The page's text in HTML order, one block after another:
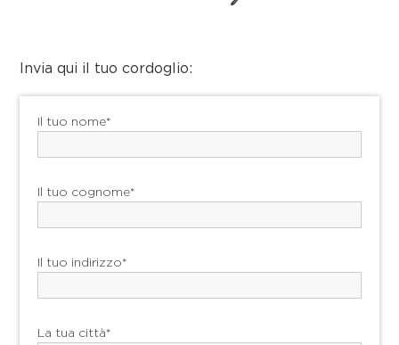
Invia qui il tuo cordoglio:
Il tuo nome*
Il tuo cognome*
Il tuo indirizzo*
La tua città*